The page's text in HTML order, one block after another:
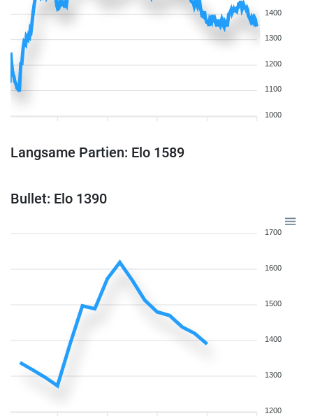
1400
1300
1200
1100
1000
Langsame Partien: Elo 1589
Bullet: Elo 1390
1700
1600
1500
1400
1300
1200